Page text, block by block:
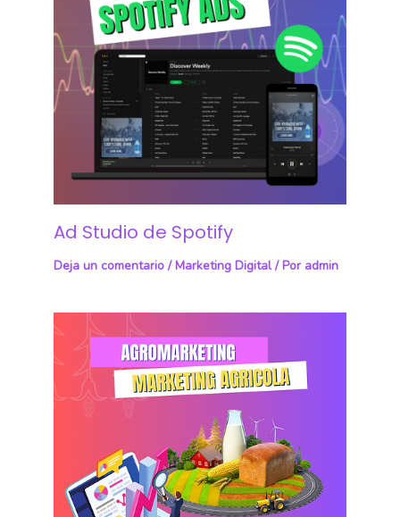
Ad Studio de Spotify
Deja un comentario /Marketing Digital/ Por admin